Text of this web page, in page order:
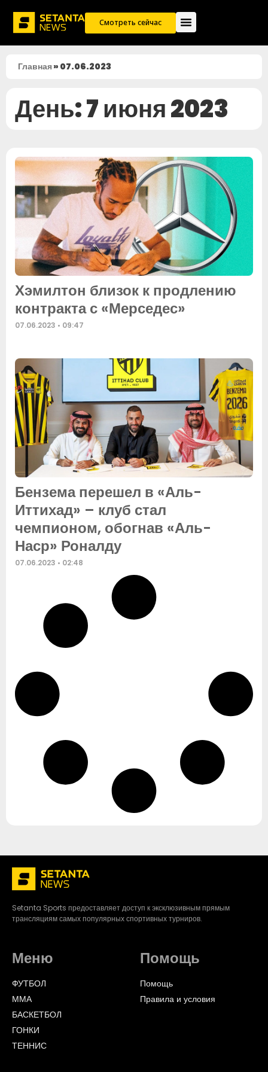
Смотреть сейчас
Главная» 07.06.2023
День: 7 июня 2023
Хэмилтон близок к продлению
контракта с «Мерседес»
07.06.2023 09:47
Бензема перешел в «Аль-
Иттихад» – клуб стал
чемпионом, обогнав «Аль-
Наср» Роналду
07.06.2023 02:48
Setanta Sports предоставляет доступ к эксклюзивным прямым
трансляциям самых популярных спортивных турниров.
Меню
ФУТБОЛ
ММА
БАСКЕТБОЛ
ГОНКИ
ТЕННИС
Помощь
Помощь
Правила и условия